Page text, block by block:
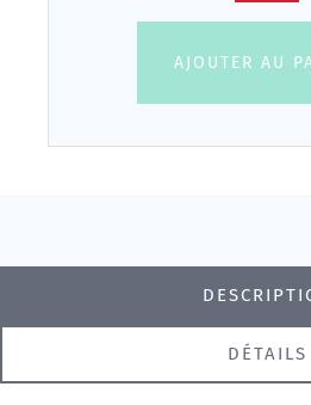
AJOUTER AU
DÉTAILS